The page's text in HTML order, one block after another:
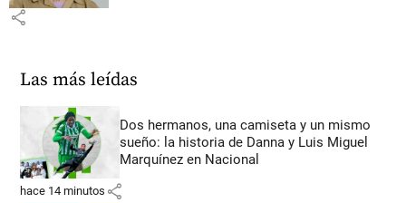
share
Las más leídas
Dos hermanos, una camiseta y un mismo
sueño: la historia de Danna y Luis Miguel
Marquínez en Nacional
hace 14 minutos share